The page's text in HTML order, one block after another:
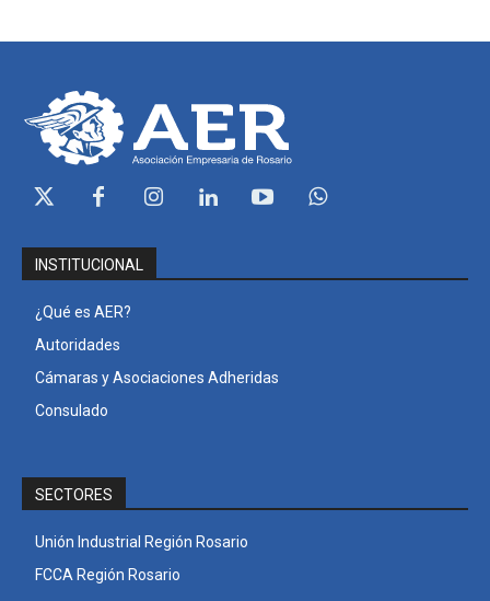
INSTITUCIONAL
¿Qué es AER?
Autoridades
Cámaras y Asociaciones Adheridas
Consulado
SECTORES
Unión Industrial Región Rosario
FCCA Región Rosario